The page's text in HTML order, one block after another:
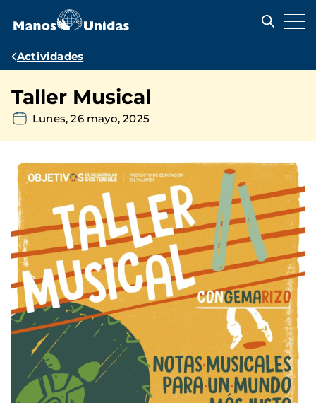
contenido
Ruta
navegación
Actividades
Taller Musical
Lunes, 26 mayo, 2025